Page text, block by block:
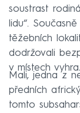
soustrast
lidu“.
těžebních
dodržovali
v místech
Mali, jedna z
předních
tomto